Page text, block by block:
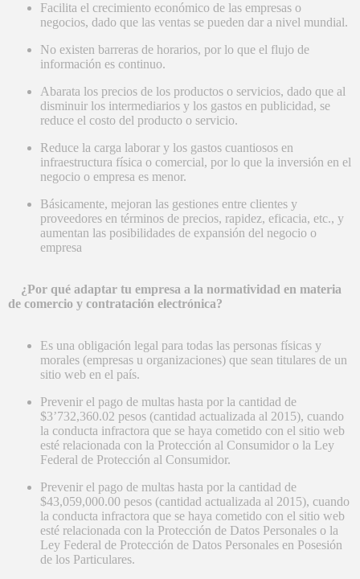
Facilita el crecimiento económico de las empresas o
negocios, dado que las ventas se pueden dar a nivel mundial.
No existen barreras de horarios, por lo que el flujo de
información es continuo.
Abarata los precios de los productos o servicios, dado que al
disminuir los intermediarios y los gastos en publicidad, se
reduce el costo del producto o servicio.
Reduce la carga laborar y los gastos cuantiosos en
infraestructura física o comercial, por lo que la inversión en el
negocio o empresa es menor.
Básicamente, mejoran las gestiones entre clientes y
proveedores en términos de precios, rapidez, eficacia, etc., y
aumentan las posibilidades de expansión del negocio o
empresa
¿Por qué adaptar tu empresa a la normatividad en materia
de comercio y contratación electrónica?
Es una obligación legal para todas las personas físicas y
morales (empresas u organizaciones) que sean titulares de un
sitio web en el país.
Prevenir el pago de multas hasta por la cantidad de
$3’732,360.02 pesos (cantidad actualizada al 2015), cuando
la conducta infractora que se haya cometido con el sitio web
esté relacionada con la Protección al Consumidor o la Ley
Federal de Protección al Consumidor.
Prevenir el pago de multas hasta por la cantidad de
$43,059,000.00 pesos (cantidad actualizada al 2015), cuando
la conducta infractora que se haya cometido con el sitio web
esté relacionada con la Protección de Datos Personales o la
Ley Federal de Protección de Datos Personales en Posesión
de los Particulares.